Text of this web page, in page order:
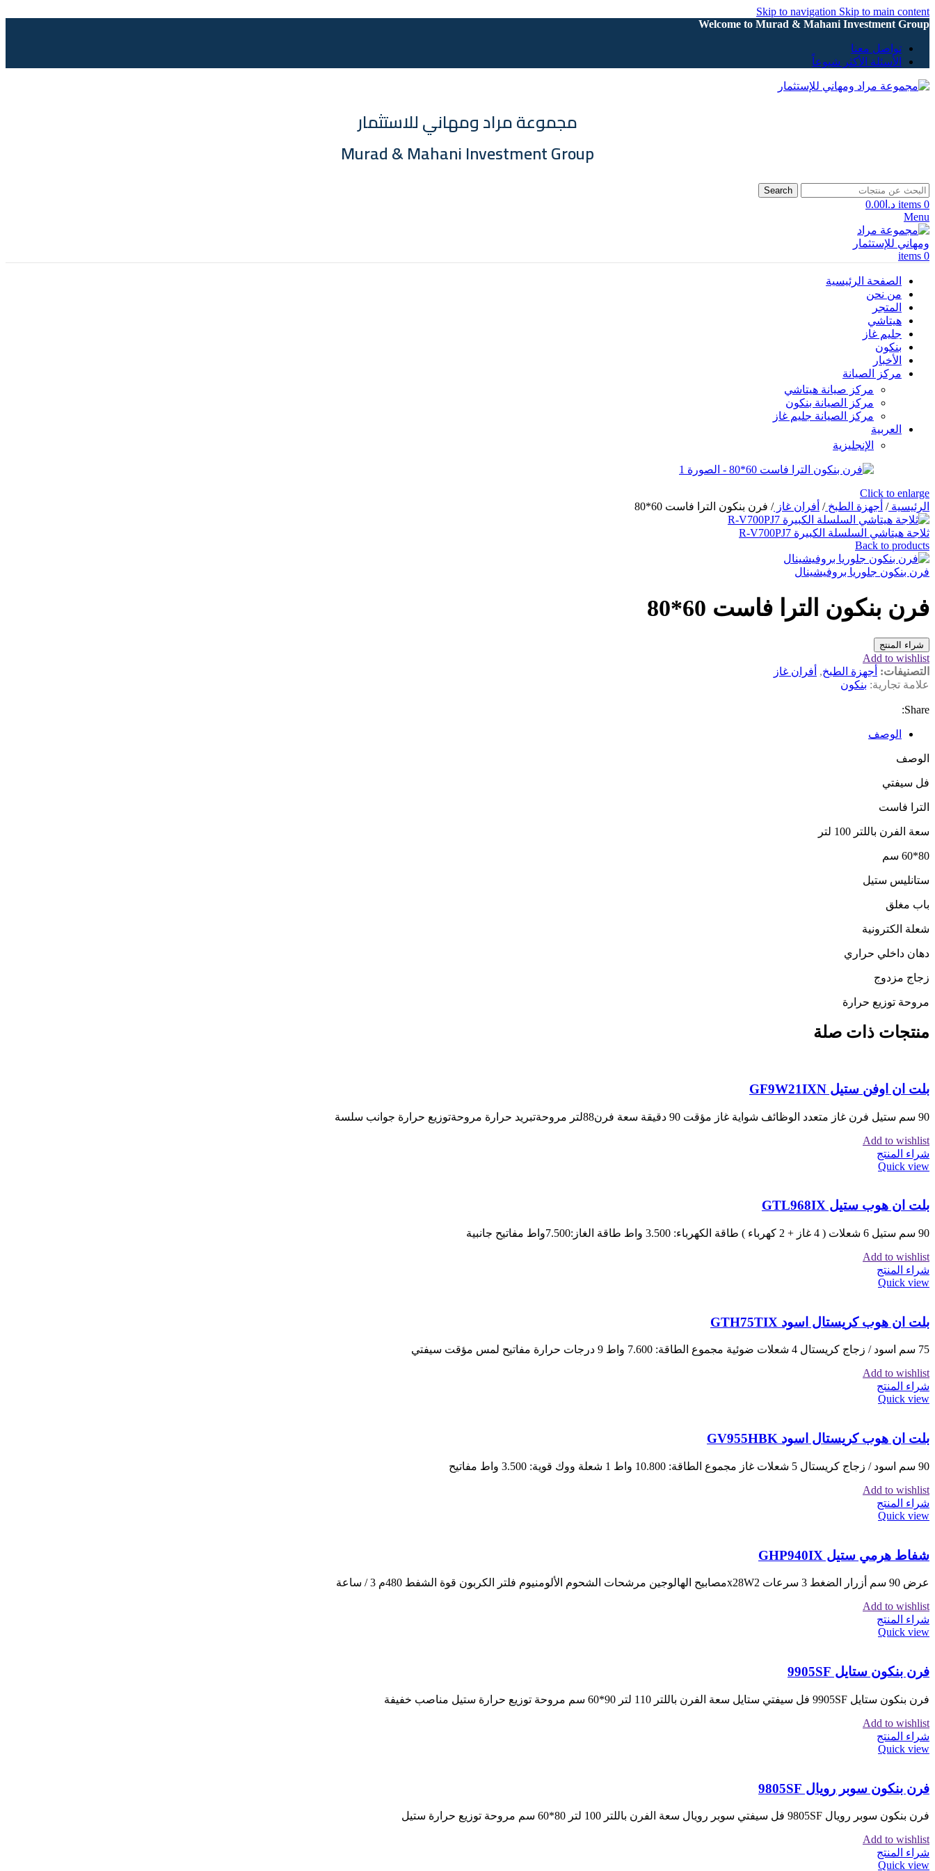
Skip to navigation Skip to main content
Welcome to Murad & Mahani Investment Group
تواصل معنا
الأسئلة الأكثر شيوعاً
مجموعة مراد ومهاني للاستثمار
Murad & Mahani Investment Group
Search
0
items د.ا 0.00
Menu
0
items
الصفحة الرئيسية
من نحن
المتجر
هيتاشي
جليم غاز
بنكون
الأخبار
مركز الصيانة
مركز صيانة هيتاشي
مركز الصيانة بنكون
مركز الصيانة جليم غاز
العربية
الإنجليزية
Click to enlarge
الرئيسية/ أجهزة الطبخ/ أفران غاز/ فرن بنكون الترا فاست 60*80
ثلاجة هيتاشي السلسلة الكبيرة R-V700PJ7
Back to products
فرن بنكون جلوريا بروفيشينال
فرن بنكون الترا فاست 60*80
شراء المنتج
Add to wishlist
التصنيفات: أجهزة الطبخ, أفران غاز
علامة تجارية: بنكون
Share:
الوصف
الوصف
فل سيفتي
الترا فاست
سعة الفرن باللتر 100 لتر
80*60 سم
ستانليس ستيل
باب مغلق
شعلة الكترونية
دهان داخلي حراري
زجاج مزدوج
مروحة توزيع حرارة
منتجات ذات صلة
بلت ان اوفن ستيل GF9W21IXN
90 سم ستيل فرن غاز متعدد الوظائف شواية غاز مؤقت 90 دقيقة سعة فرن88لتر مروحةتبريد حرارة مروحةتوزيع حرارة جوانب سلسة
Add to wishlist
شراء المنتج
Quick view
بلت ان هوب ستيل GTL968IX
90 سم ستيل 6 شعلات ( 4 غاز + 2 كهرباء ) طاقة الكهرباء: 3.500 واط طاقة الغاز:7.500واط مفاتيح جانبية
Add to wishlist
شراء المنتج
Quick view
بلت ان هوب كريستال اسود GTH75TIX
75 سم اسود / زجاج كريستال 4 شعلات ضوئية مجموع الطاقة: 7.600 واط 9 درجات حرارة مفاتيح لمس مؤقت سيفتي
Add to wishlist
شراء المنتج
Quick view
بلت ان هوب كريستال اسود GV955HBK
90 سم اسود / زجاج كريستال 5 شعلات غاز مجموع الطاقة: 10.800 واط 1 شعلة ووك قوية: 3.500 واط مفاتيح
Add to wishlist
شراء المنتج
Quick view
شفاط هرمي ستيل GHP940IX
عرض 90 سم أزرار الضغط 3 سرعات x28W2مصابيح الهالوجين مرشحات الشحوم الألومنيوم فلتر الكربون قوة الشفط 480م 3 / ساعة
Add to wishlist
شراء المنتج
Quick view
فرن بنكون ستايل 9905SF
فرن بنكون ستايل 9905SF فل سيفتي ستايل سعة الفرن باللتر 110 لتر 90*60 سم مروحة توزيع حرارة ستيل مناصب خفيفة
Add to wishlist
شراء المنتج
Quick view
فرن بنكون سوبر رويال 9805SF
فرن بنكون سوبر رويال 9805SF فل سيفتي سوبر رويال سعة الفرن باللتر 100 لتر 80*60 سم مروحة توزيع حرارة ستيل
Add to wishlist
شراء المنتج
Quick view